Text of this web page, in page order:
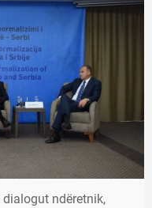
ndëretnik,